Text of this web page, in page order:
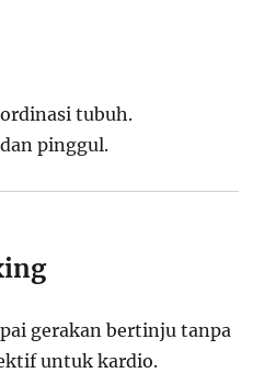
tubuh.
pinggul.
gerakan bertinju tanpa
untuk kardio.